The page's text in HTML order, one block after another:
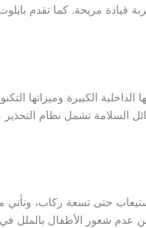
قيادة مريحة. كما تقدم
مساحتها الداخلية الكبيرة
تشمل نظام التحذير
شعور الأطفال بالملل